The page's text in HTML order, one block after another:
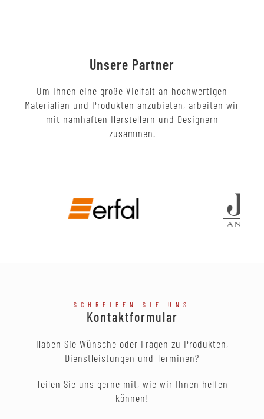
Unsere Partner
Um Ihnen eine große Vielfalt an hochwertigen
Materialien und Produkten anzubieten, arbeiten wir
mit namhaften Herstellern und Designern
zusammen.
SCHREIBEN SIE UNS
Kontaktformular
Haben Sie Wünsche oder Fragen zu Produkten,
Dienstleistungen und Terminen?
Teilen Sie uns gerne mit, wie wir Ihnen helfen
können!